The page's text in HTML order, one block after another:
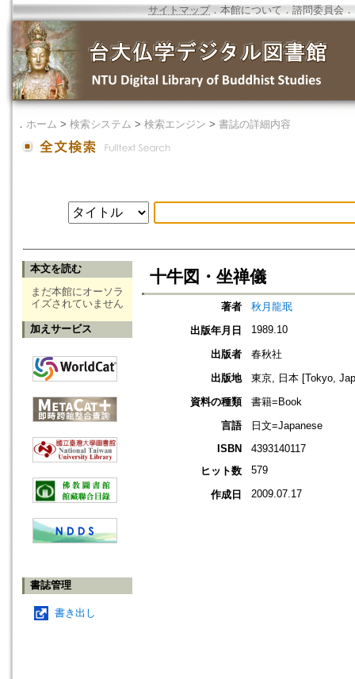
サイトマップ．本館について ． 諮問委員会 ．
． ホーム > 検索システム > 検索エンジン > 書誌の詳細内容
本文を読む
まだ本館にオーソラ
イズされていません
加えサービス
書誌管理
書き出し
十牛図・坐禅儀
著者
秋月龍珉
出版年月日
1989.10
出版者
春秋社
出版地
東京, 日本 [Tokyo,
資料の種類
書籍=Book
言語
日文=Japanese
ISBN
4393140117
ヒット数
579
作成日 2009.07.17